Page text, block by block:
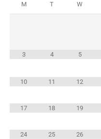
M T W
3 4 5
10 11 12
17 18 19
24 25 26